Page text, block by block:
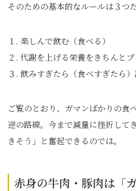
そのための基本的なルールは３つだ
１. 楽しんで飲む（食べる）
２. 代謝を上げる栄養をきちんと
３. 飲みすぎたら（食べすぎたら
ご覧のとおり、ガマンばかりの食
逆の路線。今まで減量に挫折して
きそう」と奮起できるのでは。
赤身の牛肉・豚肉は「